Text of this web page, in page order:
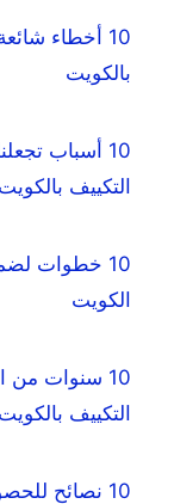
10 أخطاء
بالكويت
10 أسباب
التكييف بالكويت
10 خطوات
الكويت
10 سنوات من
التكييف بالكويت
10 نصائح